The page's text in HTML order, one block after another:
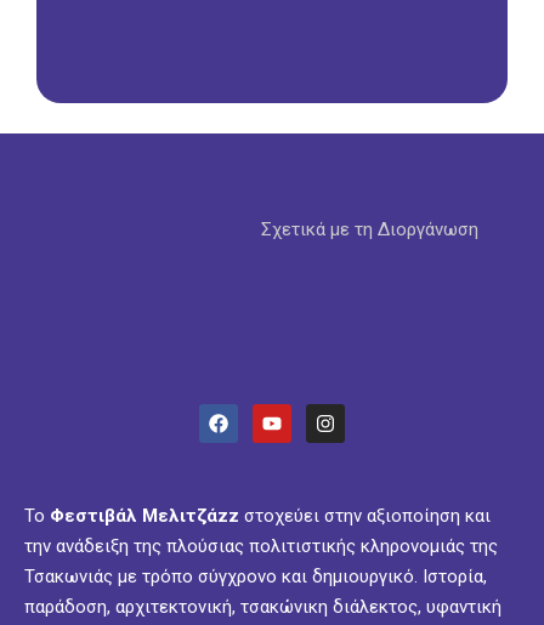
Σχετικά με τη Διοργάνωση
Το Φεστιβάλ Μελιτζάzz στοχεύει στην αξιοποίηση και
την ανάδειξη της πλούσιας πολιτιστικής κληρονομιάς της
Τσακωνιάς με τρόπο σύγχρονο και δημιουργικό. Ιστορία,
παράδοση, αρχιτεκτονική, τσακώνικη διάλεκτος, υφαντική